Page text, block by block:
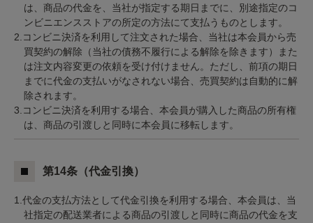
は、商品の代金を、当社が指定する期日までに、別途指定のコ
ンビニエンスストアの所定の方法にて支払うものとします。
2.コンビニ決済を利用して注文された場合、当社は本会員から売
買契約の解除（当社の債務不履行による解除を除きます）また
は注文内容変更の依頼を受け付けません。ただし、前項の期日
までに代金の支払いがなされない場合、売買契約は自動的に解
除されます。
3.コンビニ決済を利用する場合、本会員が購入した商品の所有権
は、商品の引渡しと同時に本会員に移転します。
第14条（代金引換）
1.代金の支払方法として代金引換を利用する場合、本会員は、当
社指定の配送業者による商品の引渡しと同時に商品の代金を支